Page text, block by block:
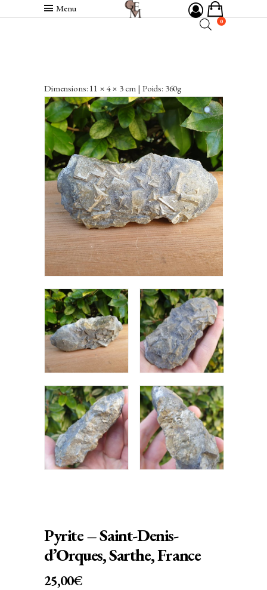
Menu
0
Dimensions: 11 × 4 × 3 cm | Poids: 360g
Pyrite – Saint-Denis-
d’Orques, Sarthe, France
25,00€